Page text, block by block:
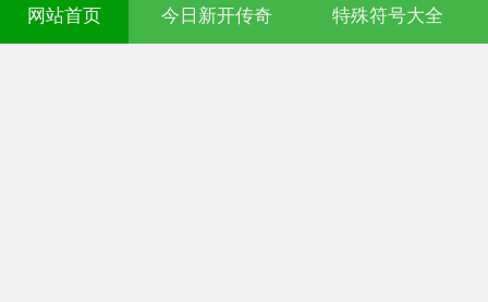
网站首页 今日新开传奇 特殊符号大全